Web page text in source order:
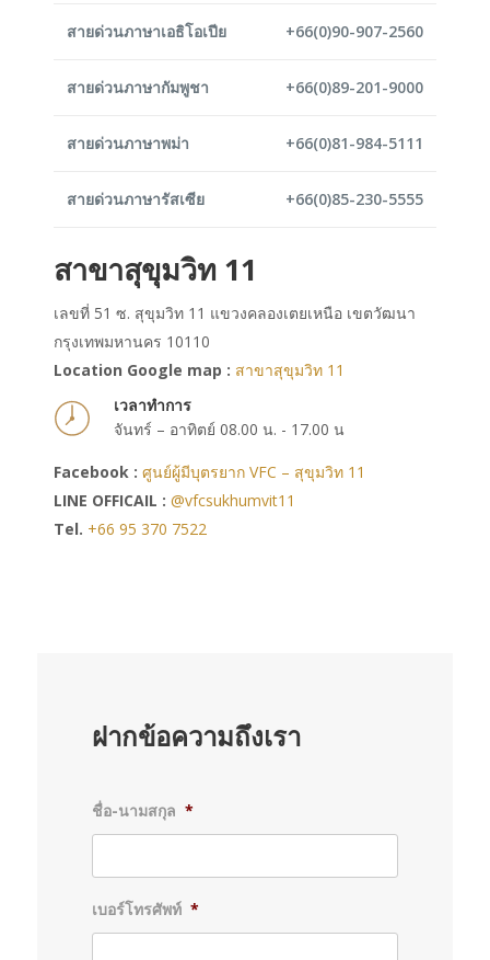
สายด่วนภาษาเอธิโอเปีย +66(0)90-907-2560
สายด่วนภาษากัมพูชา +66(0)89-201-9000
สายด่วนภาษาพม่า +66(0)81-984-5111
สายด่วนภาษารัสเซีย +66(0)85-230-5555
สาขาสุขุมวิท 11
เลขที่ 51 ซ. สุขุมวิท 11 แขวงคลองเตยเหนือ เขตวัฒนา
กรุงเทพมหานคร 10110
Location Google map : สาขาสุขุมวิท 11
เวลาทำการ
จันทร์ – อาทิตย์ 08.00 น. - 17.00 น
Facebook : ศูนย์ผู้มีบุตรยาก VFC – สุขุมวิท 11
LINE OFFICAIL : @vfcsukhumvit11
Tel. +66 95 370 7522
ฝากข้อความถึงเรา
ชื่อ-นามสกุล *
เบอร์โทรศัพท์ *